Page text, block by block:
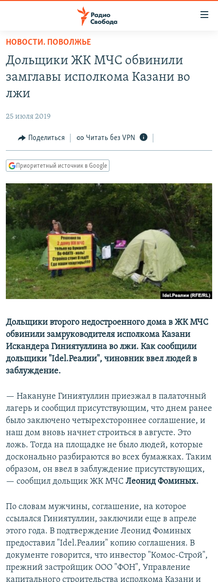
упрощенного
доступа
основному
Вернутся
Вернутся
поиску
ПОДКАСТЫ
МНЕНИЯ
КУЛЬТУРА
КАВКАЗ.РЕАЛИИ
СЕВЕР.РЕАЛИИ
СИБИРЬ.РЕАЛИИ
РАСПИСАНИЕ ВЕЩАНИЯ
ПОДПИШИТЕСЬ НА РАССЫЛКУ
СОЦИАЛЬНЫЕ СЕТИ
Все сайты РСЕ/РС
НОВОСТИ. ПОВОЛЖЬЕ
Дольщики ЖК МЧС обвинили
замглавы исполкома Казани во
лжи
25 июля 2019
Поделиться Читать без VPN
Приоритетный источник в Google
Дольщики второго недостроенного дома в ЖК МЧС
обвинили замруководителя исполкома Казани
Искандера Гиниятуллина во лжи. Как сообщили
дольщики "Idel.Реалии", чиновник ввел людей в
заблуждение.
— Накануне Гиниятуллин приезжал в палаточный
лагерь и сообщил присутствующим, что днем ранее
было заключено четырехстороннее соглашение, и
наш дом вновь начнет строиться в августе. Это
ложь. Тогда на площадке не было людей, которые
досконально разбираются во всех бумажках. Таким
образом, он ввел в заблуждение присутствующих,
— сообщил дольщик ЖК МЧС Леонид Фоминых.
По словам мужчины, соглашение, на которое
ссылался Гиниятуллин, заключили еще в апреле
этого года. В подтверждение Леонид Фоминых
предоставил "Idel.Реалии" копию соглашения. В
документе говорится, что инвестор "Комос-Строй",
прежний застройщик ООО "ФОН", Управление
капитального строительства исполкома Казани и